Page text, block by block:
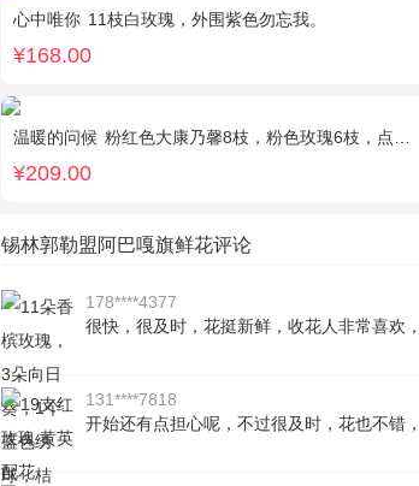
心中唯你 11枝白玫瑰，外围紫色勿忘我。
¥168.00
温暖的问候 粉红色大康乃馨8枝，粉色玫瑰6枝，点缀适量黄莺、深山樱和绿叶。
¥209.00
锡林郭勒盟阿巴嘎旗鲜花评论
178****4377
很快，很及时，花挺新鲜，收花人非常喜欢
131****7818
开始还有点担心呢，不过很及时，花也不错